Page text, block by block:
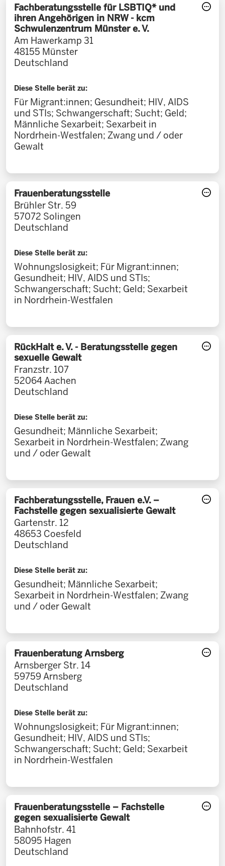
Fachberatungsstelle für LSBTIQ* und
ihren Angehörigen in NRW - kcm
Schwulenzentrum Münster e. V.
Am Hawerkamp 31
48155 Münster
Deutschland
Diese Stelle berät zu:
Für Migrant:innen; Gesundheit; HIV, AIDS
und STIs; Schwangerschaft; Sucht; Geld;
Männliche Sexarbeit; Sexarbeit in
Nordrhein-Westfalen; Zwang und / oder
Gewalt
Frauenberatungsstelle
Brühler Str. 59
57072 Solingen
Deutschland
Diese Stelle berät zu:
Wohnungslosigkeit; Für Migrant:innen;
Gesundheit; HIV, AIDS und STIs;
Schwangerschaft; Sucht; Geld; Sexarbeit
in Nordrhein-Westfalen
RückHalt e. V. - Beratungsstelle gegen
sexuelle Gewalt
Franzstr. 107
52064Aachen
Deutschland
Diese Stelle berät zu:
Gesundheit; Männliche Sexarbeit;
Sexarbeit in Nordrhein-Westfalen; Zwang
und / oder Gewalt
Fachberatungsstelle, Frauen e.V. –
Fachstelle gegen sexualisierte Gewalt
Gartenstr. 12
48653 Coesfeld
Deutschland
Diese Stelle berät zu:
Gesundheit; Männliche Sexarbeit;
Sexarbeit in Nordrhein-Westfalen; Zwang
und / oder Gewalt
Frauenberatung Arnsberg
Arnsberger Str. 14
59759Arnsberg
Deutschland
Diese Stelle berät zu:
Wohnungslosigkeit; Für Migrant:innen;
Gesundheit; HIV, AIDS und STIs;
Schwangerschaft; Sucht; Geld; Sexarbeit
in Nordrhein-Westfalen
Frauenberatungsstelle – Fachstelle
gegen sexualisierte Gewalt
Bahnhofstr. 41
58095 Hagen
Deutschland